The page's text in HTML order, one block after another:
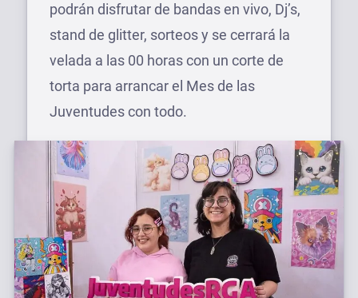
podrán disfrutar de bandas en vivo, Dj’s,
stand de glitter, sorteos y se cerrará la
velada a las 00 horas con un corte de
torta para arrancar el Mes de las
Juventudes con todo.